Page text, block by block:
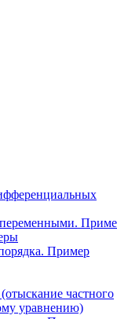
Пример
частного
уравнению)